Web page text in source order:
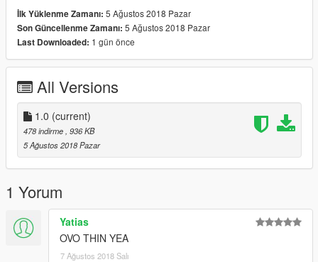
İlk Yüklenme Zamanı: 5 Ağustos 2018 Pazar
Son Güncellenme Zamanı: 5 Ağustos 2018 Pazar
Last Downloaded: 1 gün önce
All Versions
1.0 (current)
478 indirme , 936 KB
5 Ağustos 2018 Pazar
1 Yorum
Yatias
OVO THIN YEA
7 Ağustos 2018 Salı